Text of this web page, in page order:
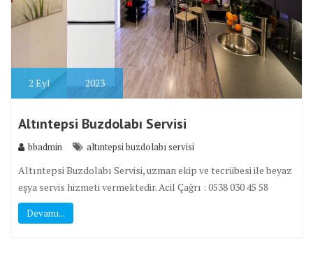
2 Eyl 2023
Altıntepsi Buzdolabı Servisi
bbadmin altıntepsi buzdolabı servisi
Altıntepsi Buzdolabı Servisi, uzman ekip ve tecrübesi ile beyaz
eşya servis hizmeti vermektedir. Acil Çağrı : 0538 030 45 58
Devamı...